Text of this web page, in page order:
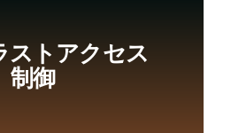
ストアクセス
制御